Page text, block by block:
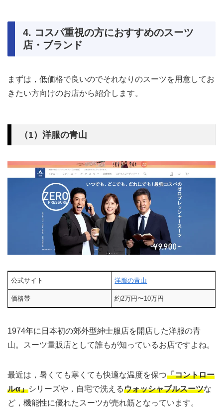
4. コスパ重視の方におすすめのスーツ
店・ブランド
まずは，低価格で良いのでそれなりのスーツを用意してお
きたい方向けのお店から紹介します。
（1）洋服の青山
公式サイト 洋服の青山
価格帯 約2万円〜10万円
1974年に日本初の郊外型紳士服店を開店した洋服の青
山。スーツ量販店として誰もが知っているお店ですよね。
最近は，暑くても寒くても快適な温度を保つ「コントロー
ルα」シリーズや，自宅で洗えるウォッシャブルスーツな
ど，機能性に優れたスーツが売れ筋となっています。